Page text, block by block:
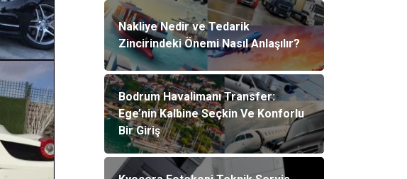
Nakliye Nedir ve Tedarik
Zincirindeki Önemi Nasıl Anlaşılır?
Bodrum Havalimanı Transfer:
Ege’nin Kalbine Seçkin Ve Konforlu
Bir Giriş